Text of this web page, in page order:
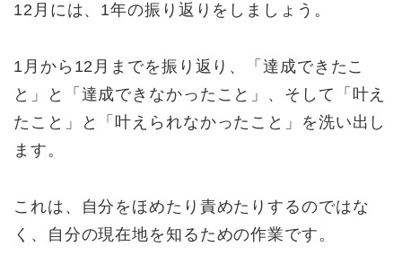
12月には、1年の振り返りをしましょう。
1月から12月までを振り返り、「達成できたこ
と」と「達成できなかったこと」、そして「叶え
たこと」と「叶えられなかったこと」を洗い出し
ます。
これは、自分をほめたり責めたりするのではな
く、自分の現在地を知るための作業です。